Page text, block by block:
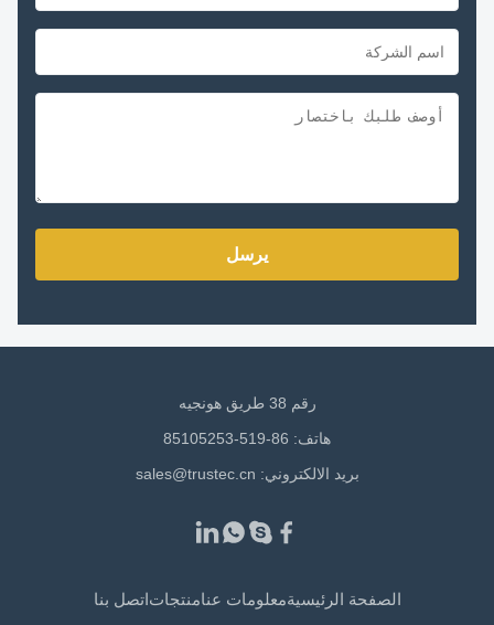
يرسل
هاتف: 86-519-85105253
بريد الالكتروني: sales@trustec.cn
الصفحة الرئيسيةمعلومات عنامنتجاتاتصل بنا